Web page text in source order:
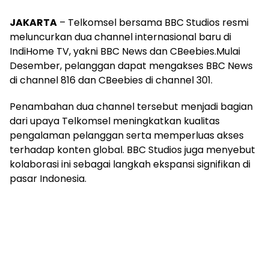
JAKARTA – Telkomsel bersama BBC Studios resmi
meluncurkan dua channel internasional baru di
IndiHome TV, yakni BBC News dan CBeebies.Mulai
Desember, pelanggan dapat mengakses BBC News
di channel 816 dan CBeebies di channel 301.
Penambahan dua channel tersebut menjadi bagian
dari upaya Telkomsel meningkatkan kualitas
pengalaman pelanggan serta memperluas akses
terhadap konten global. BBC Studios juga menyebut
kolaborasi ini sebagai langkah ekspansi signifikan di
pasar Indonesia.